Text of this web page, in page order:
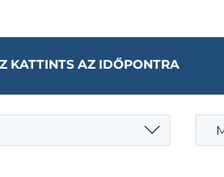
KATTINTS AZ IDŐPONTRA